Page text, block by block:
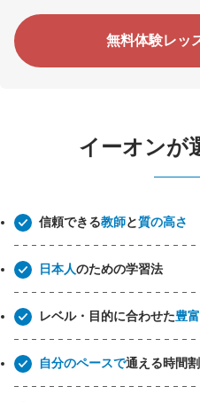
無料体験レッ
イーオンが
信頼できる教師と質の高さ
日本人のための学習法
レベル・目的に合わせた豊
自分のペースで通える時間割